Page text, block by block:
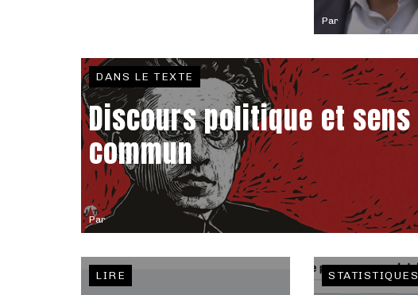
Par
Par
DANS LE TEXTE
Discours politique et sens
commun
LIRE STATISTIQUES